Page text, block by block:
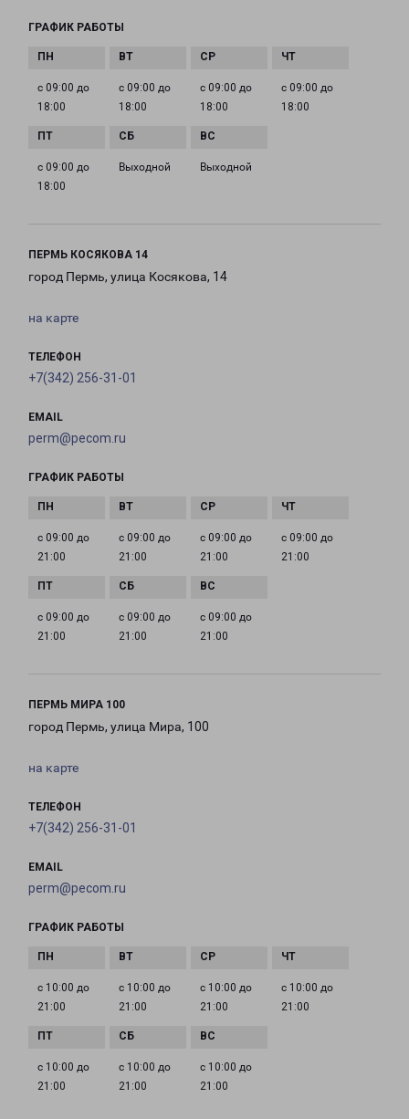
ГРАФИК РАБОТЫ
с 09:00 до
18:00
с 09:00 до
18:00
с 09:00 до
18:00
с 09:00 до
18:00
с 09:00 до
18:00
Выходной Выходной
ПЕРМЬ КОСЯКОВА 14
город Пермь, улица Косякова, 14
на карте
ТЕЛЕФОН
+7(342) 256-31-01
EMAIL
perm@pecom.ru
ГРАФИК РАБОТЫ
с 09:00 до
21:00
с 09:00 до
21:00
с 09:00 до
21:00
с 09:00 до
21:00
с 09:00 до
21:00
с 09:00 до
21:00
с 09:00 до
21:00
ПЕРМЬ МИРА 100
город Пермь, улица Мира, 100
на карте
ТЕЛЕФОН
+7(342) 256-31-01
EMAIL
perm@pecom.ru
ГРАФИК РАБОТЫ
с 10:00 до
21:00
с 10:00 до
21:00
с 10:00 до
21:00
с 10:00 до
21:00
с 10:00 до
21:00
с 10:00 до
21:00
с 10:00 до
21:00